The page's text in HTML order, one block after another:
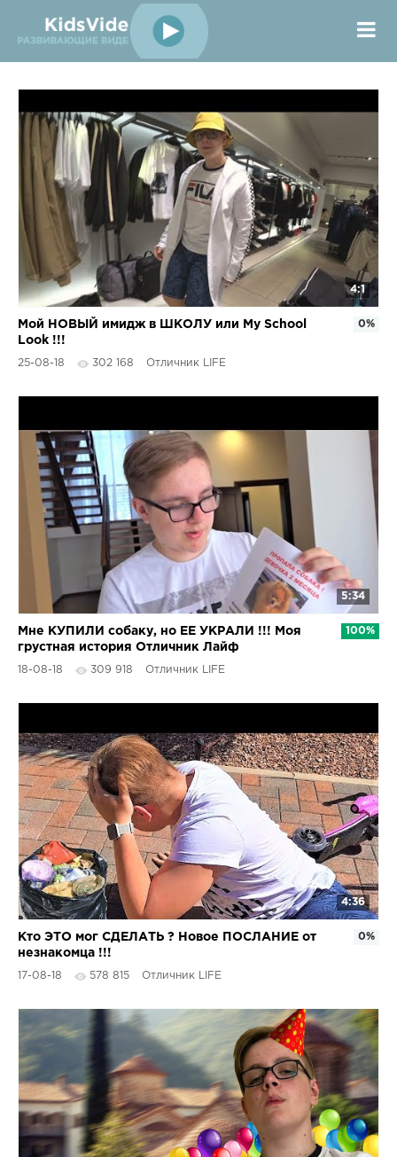
4:1
Мой НОВЫЙ имидж в ШКОЛУ или My School
Look !!!
25-08-18 302 168 Отличник LIFE
0%
5:34
Мне КУПИЛИ собаку, но ЕЕ УКРАЛИ !!! Моя
грустная история Отличник Лайф
18-08-18 309 918 Отличник LIFE
100%
4:36
Кто ЭТО мог СДЕЛАТЬ ? Новое ПОСЛАНИЕ от
незнакомца !!!
17-08-18 578 815 Отличник LIFE
0%